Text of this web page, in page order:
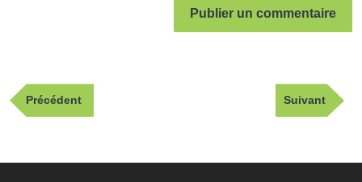
Navigation
dePublication
précédente
Précédent
Article
suivant
Suivant